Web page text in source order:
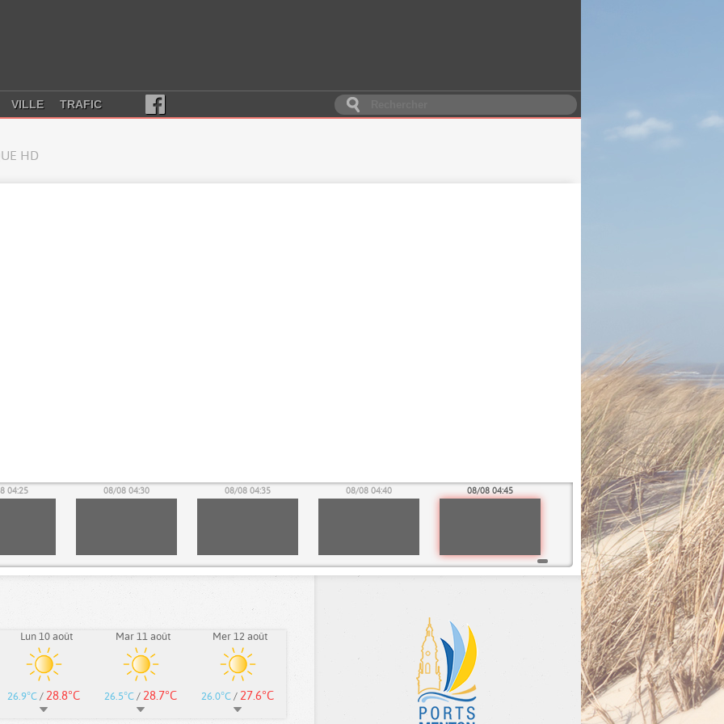
VILLE TRAFIC
HD
04:25 08/08 04:30 08/08 04:35 08/08 04:40 08/08 04:45
Lun 10 août
26.9°C / 28.8°C
Mar 11 août
26.5°C / 28.7°C
Mer 12 août
26.0°C / 27.6°C